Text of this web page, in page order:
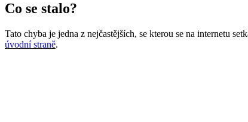
Co se stalo?
Tato chyba je jedna z nejčastějších, se kterou se na internetu
úvodní straně.